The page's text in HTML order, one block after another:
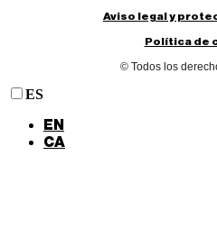
Aviso legal y
Política de
© Todos los
ES
EN
CA